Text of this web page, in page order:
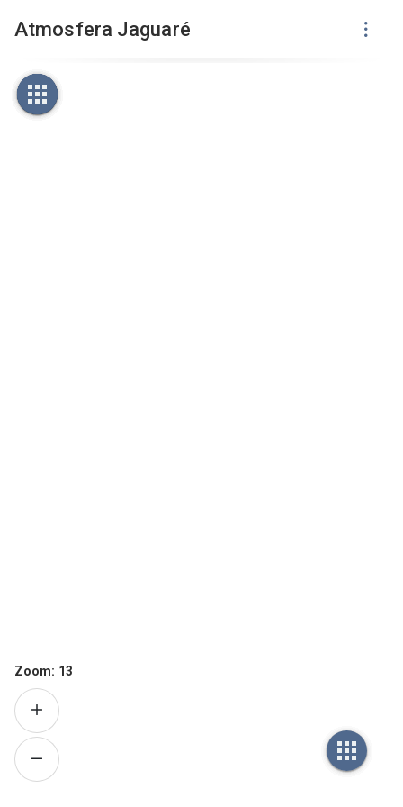
Atmosfera Jaguaré
Zoom: 13